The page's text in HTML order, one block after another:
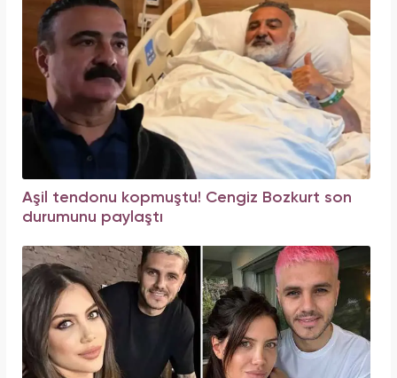
Aşil tendonu kopmuştu! Cengiz Bozkurt son
durumunu paylaştı